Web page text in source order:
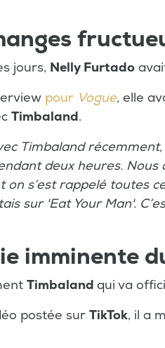
jours, Nelly Furtado
pour Vogue, elle
Timbaland.
Timbaland
deux heures.
on s’est rappelé toutes
sur 'Eat Your Man'.
imminente
Timbaland qui va
postée sur TikTok, il a